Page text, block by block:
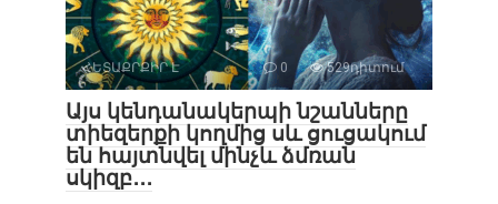
ՀԵՏԱՔՐՔԻՐ Է 0 529դիտում
Այս կենդանակերպի նշանները
տիեզերքի կողմից սև ցուցակում
են հայտնվել մինչև ձմռան
սկիզբ․․․